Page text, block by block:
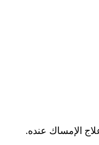
الإمساك عنده.